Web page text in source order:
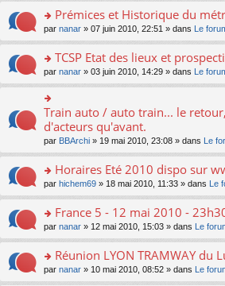
c
e
nt
pl
u
s
c
e
nt
o
lu
pl
u
s
ré
c
e
nt
a
g
e
n
n
lu
le
pl
u
s
c
e
nt
le
m
e
a
g
e
n
o
lu
le
pl
u
s
e
nt
ult
er
le
m
e
s
g
e
n
o
lu
le
pl
u
s
e
nt
o
n
ult
er
le
m
s
a
e
n
o
lu
le
pl
u
s
Prémices et Historique du
par nanar » 07 juin 2010, 22:51 » dans Le
o
n
s
ult
er
le
m
e
s
a
e
n
o
lu
le
TCSP Etat des lieux et
par nanar » 03 juin 2010, 14:29 » dans Le
o
n
ult
er
le
m
e
s
a
g
e
n
Train auto / auto train... le
d'acteurs qu'avant.
par BBArchi » 19 mai 2010, 23:08 » dans Le
o
n
ult
er
le
m
e
Horaires Eté 2010 dispo sur
par hichem69 » 18 mai 2010, 11:33 » dans Le
o
n
ult
er
France 5 - 12 mai 2010 -
par nanar » 12 mai 2010, 15:03 » dans Le
o
n
Réunion LYON TRAMWAY du
par nanar » 10 mai 2010, 08:52 » dans Le